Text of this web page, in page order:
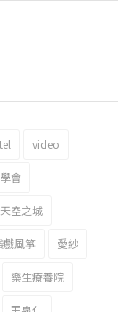
」霸氣回歸
video
會
天空之城
戲風箏 愛紗
樂生療養院